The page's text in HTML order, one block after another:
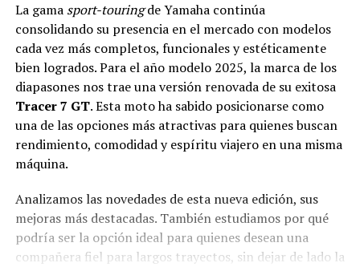
La gama sport-touringde Yamaha continúa
consolidando su presencia en el mercado con modelos
cada vez más completos, funcionales y estéticamente
bien logrados. Para el año modelo 2025, la marca de los
diapasones nos trae una versión renovada de su exitosa
Tracer 7 GT. Esta moto ha sabido posicionarse como
una de las opciones más atractivas para quienes buscan
rendimiento, comodidad y espíritu viajero en una misma
máquina.
Analizamos las novedades de esta nueva edición, sus
mejoras más destacadas. También estudiamos por qué
podría ser la opción ideal para quienes desean una
compañera fiel para largos trayectos, sin dejar de lado la